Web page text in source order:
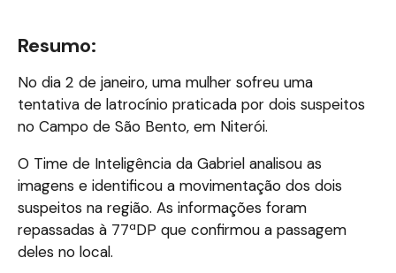
Resumo:
No dia 2 de janeiro, uma mulher sofreu uma
tentativa de latrocínio praticada por dois suspeitos
no Campo de São Bento, em Niterói.
O Time de Inteligência da Gabriel analisou as
imagens e identificou a movimentação dos dois
suspeitos na região. As informações foram
repassadas à 77ªDP que confirmou a passagem
deles no local.